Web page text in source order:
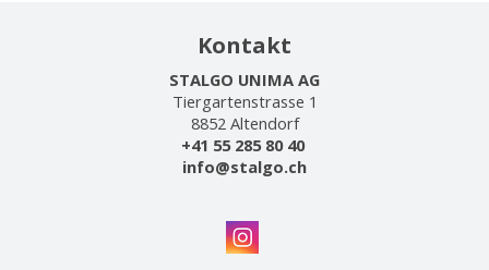
Kontakt
STALGO UNIMA AG
Tiergartenstrasse 1
8852 Altendorf
+41 55 285 80 40
info@stalgo.ch